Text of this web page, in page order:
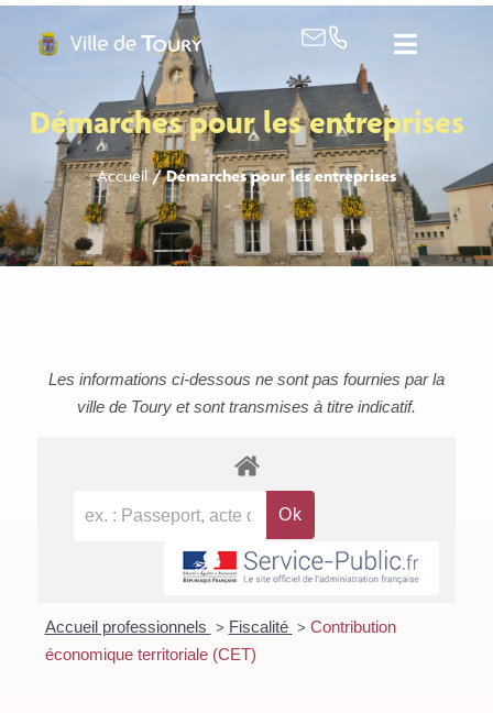
Démarches pour les entreprises
Accueil/Démarches pour les entreprises
Les informations ci-dessous ne sont pas fournies par la
ville de Toury et sont transmises à titre indicatif.
Accueil professionnels > Fiscalité > Contribution
économique territoriale (CET)